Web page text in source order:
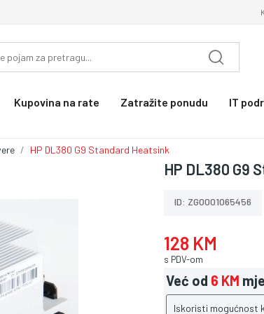
Kupovina na rate Zatražite ponudu IT
HP DL380 G9 Standard Heatsink
HP DL380 G9
ID: ZG0001065456
128 KM
s PDV-om
Već od 6 KM
Iskoristi mogućnost